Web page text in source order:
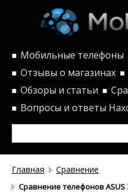
■ Мобильные телефоны
■ Отзывы о магазинах ■
■ Обзоры и статьи ■
■ Вопросы и ответы
Главная Сравнение
Сравнение телефонов ASUS